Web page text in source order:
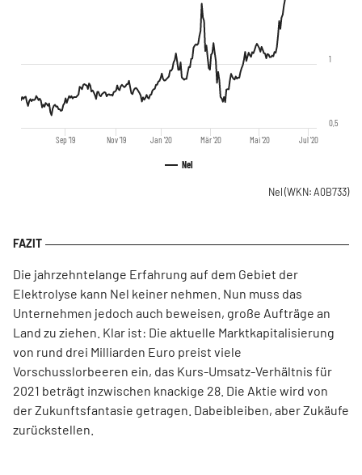
Nel
Sep '19 Nov '19 Jan '20 Mär '20 Mai '20 Jul '20
0,5
1
Nel (WKN: A0B733)
Die jahrzehntelange Erfahrung auf dem Gebiet der
Elektrolyse kann Nel keiner nehmen. Nun muss das
Unternehmen jedoch auch beweisen, große Aufträge an
Land zu ziehen. Klar ist: Die aktuelle Marktkapitalisierung
von rund drei Milliarden Euro preist viele
Vorschusslorbeeren ein, das Kurs-Umsatz-Verhältnis für
2021 beträgt inzwischen knackige 28. Die Aktie wird von
der Zukunftsfantasie getragen. Dabeibleiben, aber Zukäufe
zurückstellen.